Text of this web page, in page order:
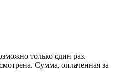
только один раз.
Сумма, оплаченная за